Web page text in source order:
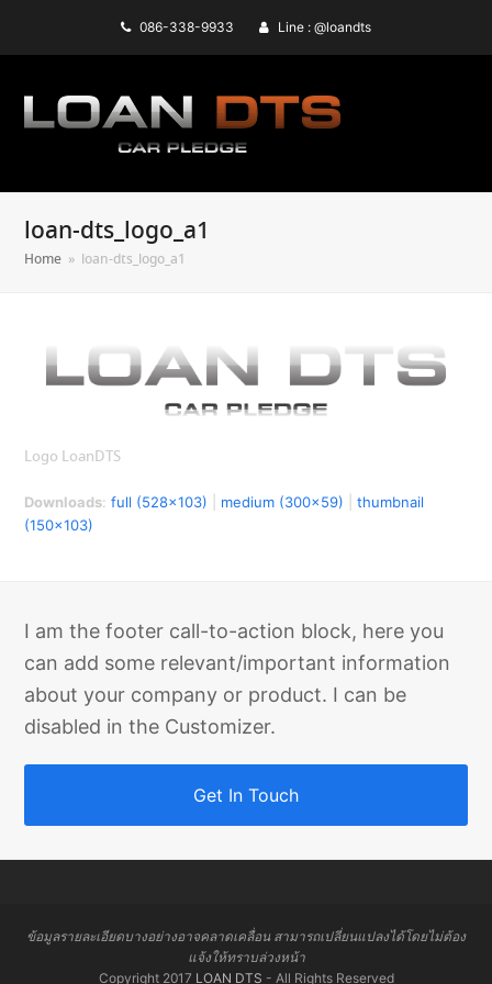
086-338-9933 Line : @loandts
loan-dts_logo_a1
Home » loan-dts_logo_a1
Logo LoanDTS
Downloads:full (528x103) medium (300x59) |thumbnail
(150x103)
I am the footer call-to-action block, here you
can add some relevant/important information
about your company or product. I can be
disabled in the Customizer.
Get In Touch
ข้อมูลรายละเอียดบางอย่างอาจคลาดเคลื่อน สามารถเปลี่ยนแปลงได้โดยไม่ต้อง
แจ้งให้ทราบล่วงหน้า
Copyright 2017 LOAN DTS - All Rights Reserved